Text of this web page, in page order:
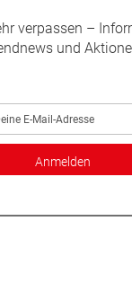
verpassen –
und
Anmelden